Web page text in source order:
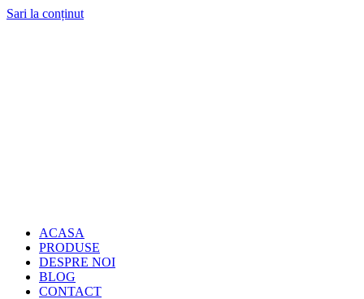
Sari la conținut
ACASA
PRODUSE
DESPRE NOI
BLOG
CONTACT